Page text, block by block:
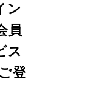
ン
員
ス
登